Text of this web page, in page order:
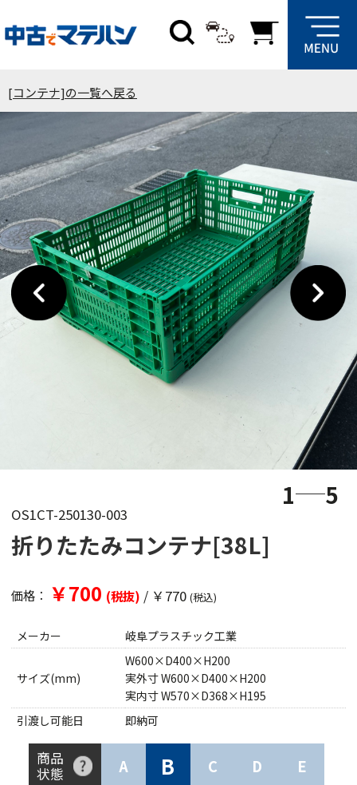
[コンテナ]の一覧へ戻る
1 5
OS1CT-250130-003
折りたたみコンテナ[38L]
価格： ￥700 (税抜) / ￥770 (税込)
メーカー 岐阜プラスチック工業
サイズ(mm)
W600×D400×H200
実外寸 W600×D400×H200
実内寸 W570×D368×H195
引渡し可能日
即納可
商品
状態
A B C D E